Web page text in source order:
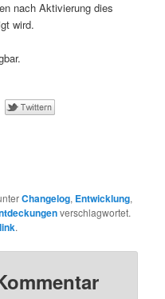
nach Aktivierung dies
wird.
Changelog, Entwicklung,
verschlagwortet.
.